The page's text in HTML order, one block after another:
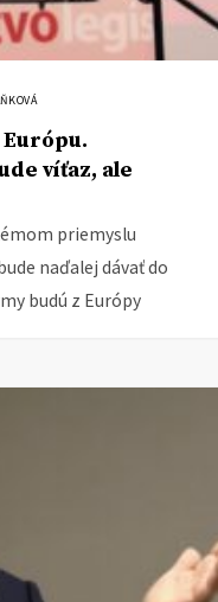
víťaz, ale
priemyslu
naďalej dávať do
budú z Európy